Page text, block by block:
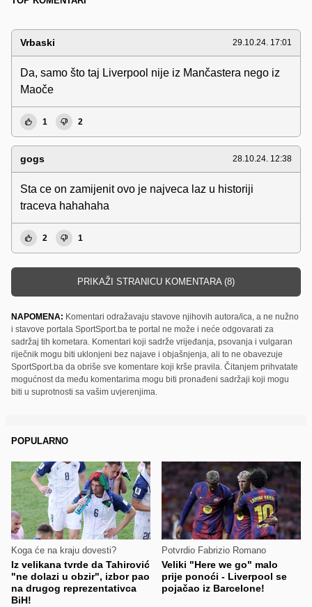
Vrbaski 29.10.24. 17:01
Da, samo što taj Liverpool nije iz Mančastera nego iz
Maoče
1 2
gogs 28.10.24. 12:38
Sta ce on zamijenit ovo je najveca laz u historiji
traceva hahahaha
2 1
PRIKAŽI STRANICU KOMENTARA (8)
NAPOMENA: Komentari odražavaju stavove njihovih autora/ica, a ne nužno
i stavove portala SportSport.ba te portal ne može i neće odgovarati za
sadržaj tih kometara. Komentari koji sadrže vrijeđanja, psovanja i vulgaran
riječnik mogu biti uklonjeni bez najave i objašnjenja, ali to ne obavezuje
SportSport.ba da obriše sve komentare koji krše pravila. Čitanjem prihvatate
mogućnost da među komentarima mogu biti pronađeni sadržaji koji mogu
biti u suprotnosti sa vašim uvjerenjima.
POPULARNO
Koga će na kraju dovesti?
Iz velikana tvrde da Tahirović
"ne dolazi u obzir", izbor pao
na drugog reprezentativca
BiH!
Potvrdio Fabrizio Romano
Veliki "Here we go" malo
prije ponoći - Liverpool se
pojačao iz Barcelone!